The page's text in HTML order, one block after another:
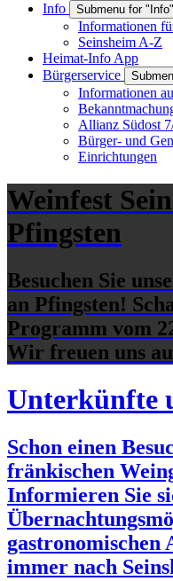
Info
Submenu for "Info"
Informationen
Seinsheim A-Z
Heimat-Info App
Bürgerservice
Informationen
Allianz Südost
Bürger- und
Einrichtungen
Weinfest
Pfingsten
Besuchen Sie
an Pfingsten!
Programm vom
Wir freuen uns
Unterkünfte
Schon einen
fränkischen
Informieren Sie
gastronomischen
immer nach